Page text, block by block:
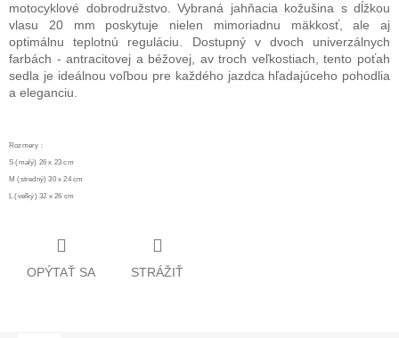
motocyklové dobrodružstvo. Vybraná jahňacia kožušina s dĺžkou
vlasu 20 mm poskytuje nielen mimoriadnu mäkkosť, ale aj
optimálnu teplotnú reguláciu. Dostupný v dvoch univerzálnych
farbách - antracitovej a béžovej, av troch veľkostiach, tento poťah
sedla je ideálnou voľbou pre každého jazdca hľadajúceho pohodlia
a eleganciu.
Rozmery :
S (malý) 26 x 23 cm
M (stredný) 30 x 24 cm
L (veľký) 32 x 26 cm
OPÝTAŤ SA STRÁŽIŤ